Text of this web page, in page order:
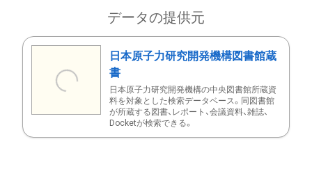
データの提供元
日本原子力研究開発機構図書館蔵
書
日本原子力研究開発機構の中央図書館所蔵資
料を対象とした検索データベース。同図書館
が所蔵する図書、レポート、会議資料、雑誌、
Docketが検索できる。